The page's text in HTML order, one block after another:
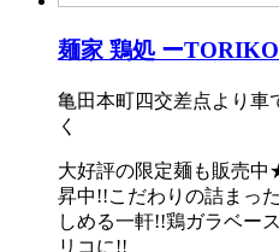
麺家 鶏処 ーTORIKO
亀田本町四交差点より車
大好評の限定麺も販売
昇中!!こだわりの詰まっ
しめる一軒!!鶏ガラベー
リコに!!